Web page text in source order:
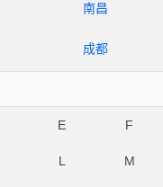
南昌
成都
E F
L M